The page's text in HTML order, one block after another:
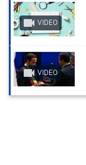
VIDEO
VIDEO